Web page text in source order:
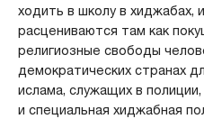
ходить в школу в хиджабах,
расцениваются там как
религиозные свободы
демократических странах
ислама, служащих в
и специальная хиджабная